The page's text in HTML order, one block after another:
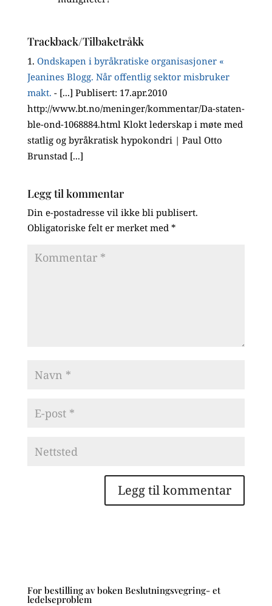
Trackback/Tilbaketråkk
Ondskapen i byråkratiske organisasjoner «
Jeanines Blogg. Når offentlig sektor misbruker
makt. - [...] Publisert: 17.apr.2010
http://www.bt.no/meninger/kommentar/Da-staten-
ble-ond-1068884.html Klokt lederskap i møte med
statlig og byråkratisk hypokondri | Paul Otto
Brunstad [...]
Legg til kommentar
Din e-postadresse vil ikke bli publisert.
Obligatoriske felt er merket med *
For bestilling av boken Beslutningsvegring- et
ledelseproblem